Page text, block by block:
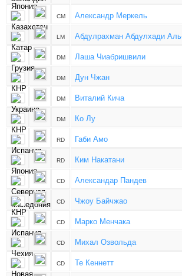
CM Александр Меркель
LM Абдулрахман Абдулхади
DM Лаша Чиабришвили
DM Дун Чжан
DM Виталий Кича
DM Ко Лу
RD Габи Амо
RD Ким Накатани
CD Александар Пандев
CD Чжоу Байчжао
CD Марко Менчака
CD Михал Озвольда
CD Те Кеннетт